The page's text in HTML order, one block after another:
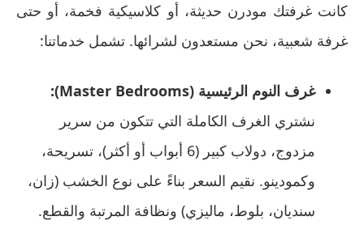
كانت غرفتك مودرن حديثة، أو كلاسيكية فخمة، أو حتى
غرفة شعبية، نحن مستعدون لشرائها. تشمل خدماتنا:
غرف النوم الرئيسية (Master Bedrooms):
نشتري الغرف الكاملة التي تتكون من سرير
مزدوج، دولاب كبير (6 أبواب أو أكثر)، تسريحة،
وكمودينو. نقيم السعر بناءً على نوع الخشب (زان،
سنديان، بلوط، ماليزي) ونظافة المرتبة والقطع.